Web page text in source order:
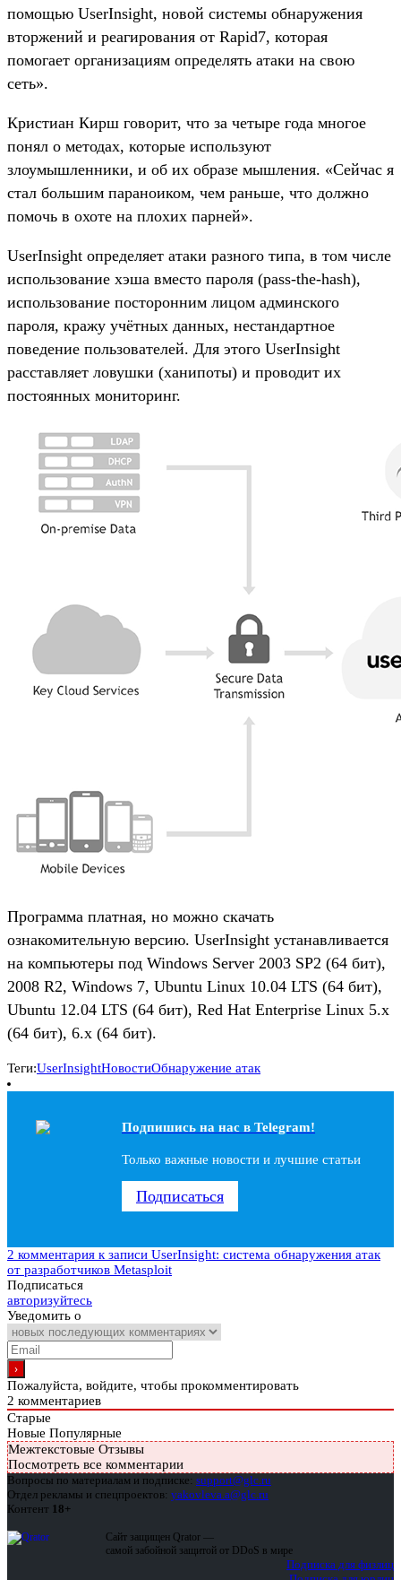
помощью UserInsight, новой системы обнаружения
вторжений и реагирования от Rapid7, которая
помогает организациям определять атаки на свою
сеть».
Кристиан Кирш говорит, что за четыре года многое
понял о методах, которые используют
злоумышленники, и об их образе мышления. «Сейчас я
стал большим параноиком, чем раньше, что должно
помочь в охоте на плохих парней».
UserInsight определяет атаки разного типа, в том числе
использование хэша вместо пароля (pass-the-hash),
использование посторонним лицом админского
пароля, кражу учётных данных, нестандартное
поведение пользователей. Для этого UserInsight
расставляет ловушки (ханипоты) и проводит их
постоянных мониторинг.
Программа платная, но можно скачать
ознакомительную версию. UserInsight устанавливается
на компьютеры под Windows Server 2003 SP2 (64 бит),
2008 R2, Windows 7, Ubuntu Linux 10.04 LTS (64 бит),
Ubuntu 12.04 LTS (64 бит), Red Hat Enterprise Linux 5.x
(64 бит), 6.x (64 бит).
Теги:UserInsightНовостиОбнаружение атак
Подпишись на наc в Telegram!
Только важные новости и лучшие статьи
Подписаться
2 комментария к записи UserInsight: система обнаружения атак
от разработчиков Metasploit
Подписаться
авторизуйтесь
Уведомить о
Пожалуйста, войдите, чтобы прокомментировать
2 комментариев
Старые
Новые Популярные
Межтекстовые Отзывы
Посмотреть все комментарии
Вопросы по материалам и подписке: support@glc.ru
Отдел рекламы и спецпроектов: yakovleva.a@glc.ru
Контент 18+
Сайт защищен Qrator —
самой забойной защитой от DDoS в мире
Подписка для физлиц